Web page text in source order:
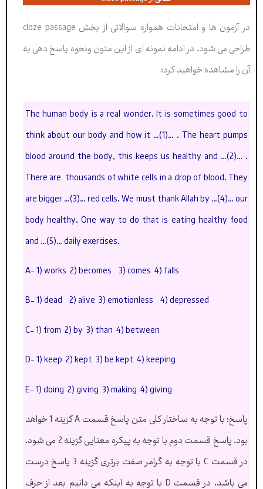
در آزمون ها و امتحانات همواره سوالاتی از بخش cloze passage
طراحی می شود. در ادامه نمونه ای از این متون ونحوه پاسخ دهی به
آن را مشاهده خواهید کرد:
The human body is a real wonder. It is sometimes good to
think about our body and how it …(1)… . The heart pumps
blood around the body, this keeps us healthy and …(2)… .
There are thousands of white cells in a drop of blood. They
are bigger …(3)… red cells. We must thank Allah by …(4)… our
body healthy. One way to do that is eating healthy food
and …(5)… daily exercises.
A- 1) works 2) becomes 3) comes 4) falls
B- 1) dead 2) alive 3) emotionless 4) depressed
C- 1) from 2) by 3) than 4) between
D- 1) keep 2) kept 3) be kept 4) keeping
E- 1) doing 2) giving 3) making 4) giving
پاسخ: با توجه به ساختار کلی متن پاسخ قسمت A گزینه 1 خواهد
بود. پاسخ قسمت دوم با توجه به پیکره معنایی گزینه 2 می شود.
در قسمت C با توجه به گرامر صفت برتری گزینه 3 پاسخ درست
می باشد. در قسمت D با توجه به اینکه می دانیم بعد از حرف